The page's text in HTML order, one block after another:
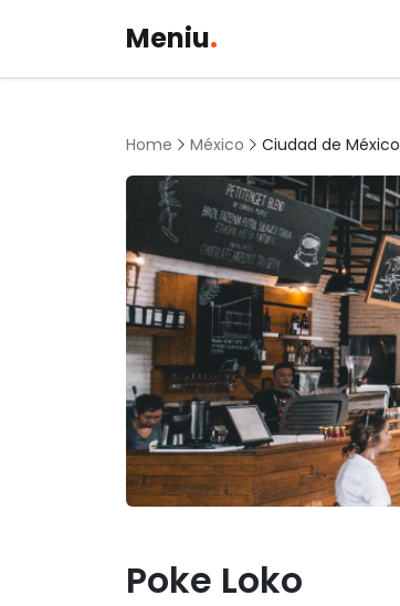
Meniu.
Home México Ciudad de México
Poke Loko